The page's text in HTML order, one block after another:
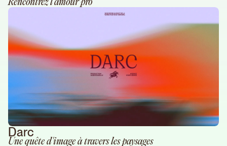
Rencontrez l'amour pro
Darc
Une quête d'image à travers les paysages